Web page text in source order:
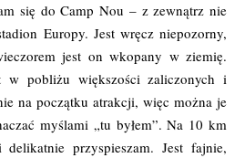
się do Camp Nou – z zewnątrz nie
Europy. Jest wręcz niepozorny,
jest on wkopany w ziemię.
w pobliżu większości zaliczonych i
na początku atrakcji, więc można je
myślami „tu byłem”. Na 10 km
przyspieszam. Jest fajnie,